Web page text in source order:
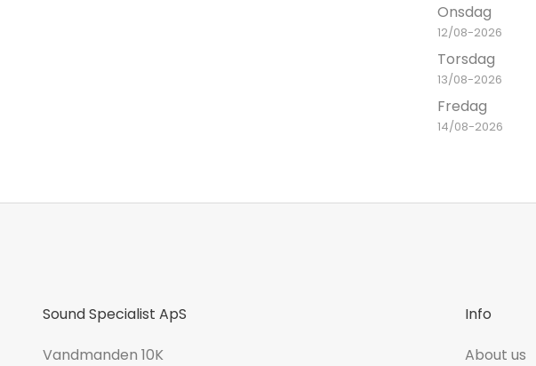
Onsdag
12/08-2026
Torsdag
13/08-2026
Fredag
14/08-2026
Sound Specialist ApS
Vandmanden 10K
Info
About us